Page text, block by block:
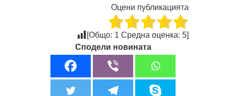
Оцени публикацията
[Общо: 1 Средна оценка: 5]
Сподели новината